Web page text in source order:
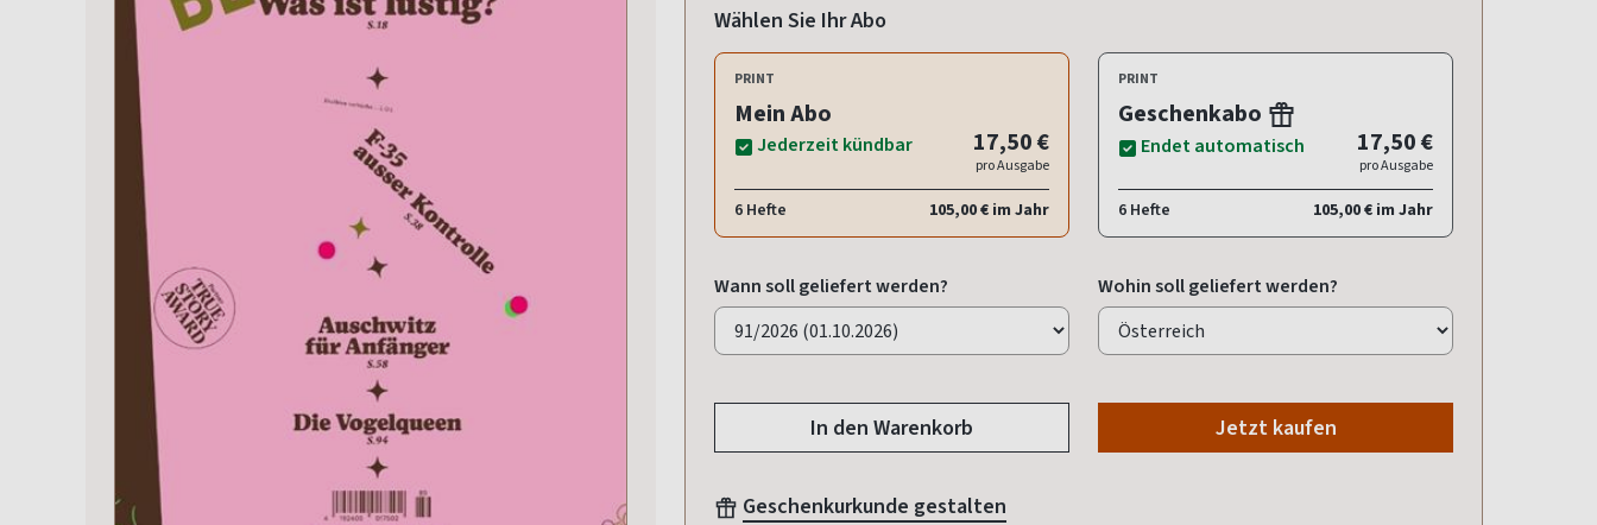
Wählen Sie Ihr Abo
PRINT
Mein Abo
Jederzeit kündbar 17,50 €
pro Ausgabe
6 Hefte 105,00 € im Jahr
PRINT
Geschenkabo
Endet automatisch 17,50 €
pro Ausgabe
6 Hefte 105,00 € im Jahr
Wann soll geliefert werden? Wohin soll geliefert werden?
In den Warenkorb Jetzt kaufen
Geschenkurkunde gestalten